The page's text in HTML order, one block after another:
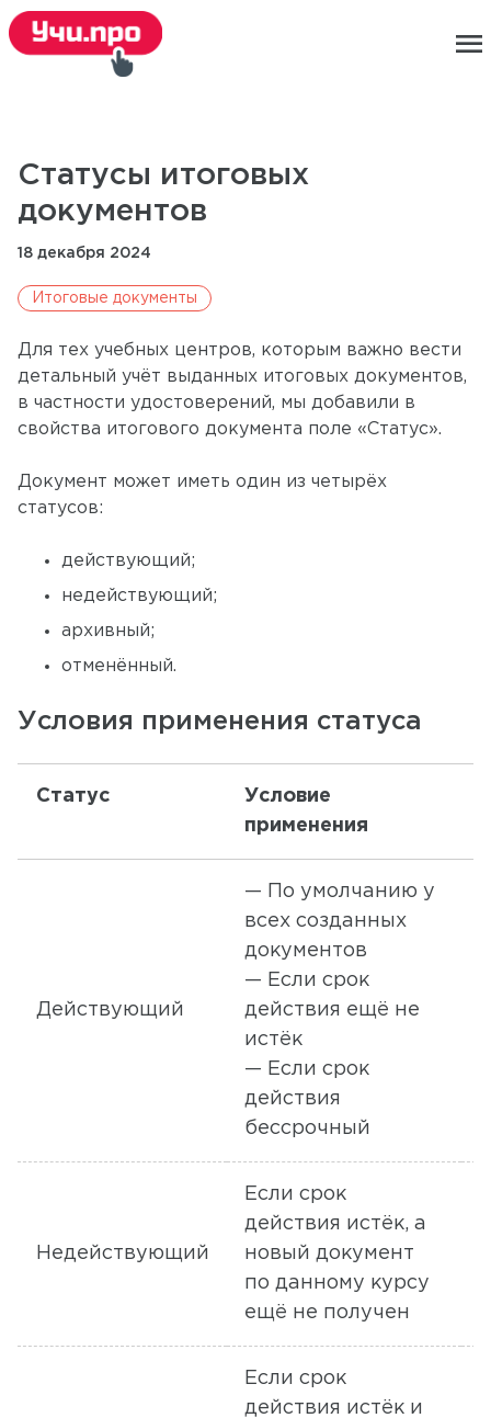
menu
Статусы итоговых
документов
18 декабря 2024
Итоговые документы
Для тех учебных центров, которым важно вести
детальный учёт выданных итоговых документов,
в частности удостоверений, мы добавили в
свойства итогового документа поле «Статус».
Документ может иметь один из четырёх
статусов:
действующий;
недействующий;
архивный;
отменённый.
Условия применения статуса
Статус
Условие
применения
Действующий
— По умолчанию у
всех созданных
документов
— Если срок
действия ещё не
истёк
— Если срок
действия
бессрочный
Недействующий
Если срок
действия истёк, а
новый документ
по данному курсу
ещё не получен
Если срок
действия истёк и